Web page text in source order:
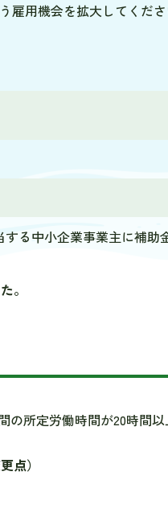
用機会を拡大してくださ
る中小企業事業主に補助
。
の所定労働時間が20時間
点）